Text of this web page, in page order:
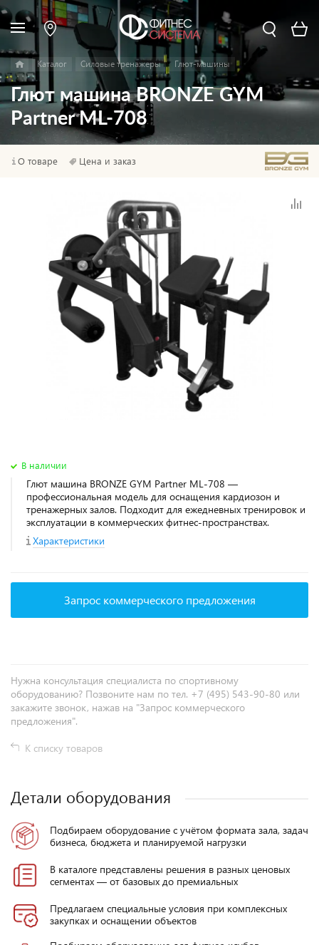
Каталог Силовые тренажеры Глют-машины
Глют машина BRONZE GYM
Partner ML-708
О товаре Цена и заказ
В наличии
Глют машина BRONZE GYM Partner ML-708 —
профессиональная модель для оснащения кардиозон и
тренажерных залов. Подходит для ежедневных тренировок и
эксплуатации в коммерческих фитнес‑пространствах.
Характеристики
Запрос коммерческого предложения
Нужна консультация специалиста по спортивному
оборудованию? Позвоните нам по тел. +7 (495) 543-90-80 или
закажите звонок, нажав на "Запрос коммерческого
предложения".
К списку товаров
Детали оборудования
Подбираем оборудование с учётом формата зала, задач
бизнеса, бюджета и планируемой нагрузки
В каталоге представлены решения в разных ценовых
сегментах — от базовых до премиальных
Предлагаем специальные условия при комплексных
закупках и оснащении объектов